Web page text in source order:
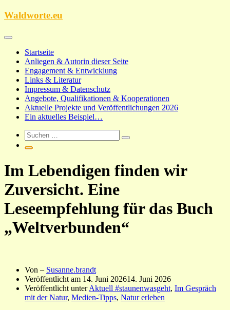
Zum
Waldworte.eu
Startseite
Anliegen & Autorin dieser Seite
Engagement & Entwicklung
Links & Literatur
Impressum & Datenschutz
Angebote, Qualifikationen & Kooperationen
Aktuelle Projekte und Veröffentlichungen 2026
Ein aktuelles Beispiel…
Im Lebendigen finden wir
Zuversicht. Eine
Leseempfehlung für das Buch
„Weltverbunden“
Von – Susanne.brandt
Veröffentlicht am 14. Juni 202614. Juni 2026
Veröffentlicht unterAktuell #staunenwasgeht, Im Gespräch
mit der Natur, Medien-Tipps, Natur erleben